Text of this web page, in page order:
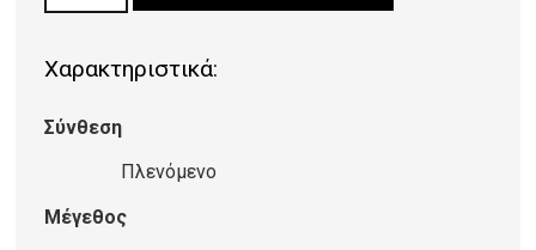
Harshang
Palmette
ποσότητα
Χαρακτηριστικά:
Σύνθεση
Πλενόμενο
Μέγεθος